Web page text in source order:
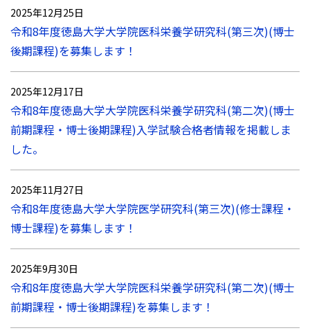
2025年12月25日
令和8年度徳島大学大学院医科栄養学研究科(第三次)(博士
後期課程)を募集します！
2025年12月17日
令和8年度徳島大学大学院医科栄養学研究科(第二次)(博士
前期課程・博士後期課程)入学試験合格者情報を掲載しま
した。
2025年11月27日
令和8年度徳島大学大学院医学研究科(第三次)(修士課程・
博士課程)を募集します！
2025年9月30日
令和8年度徳島大学大学院医科栄養学研究科(第二次)(博士
前期課程・博士後期課程)を募集します！